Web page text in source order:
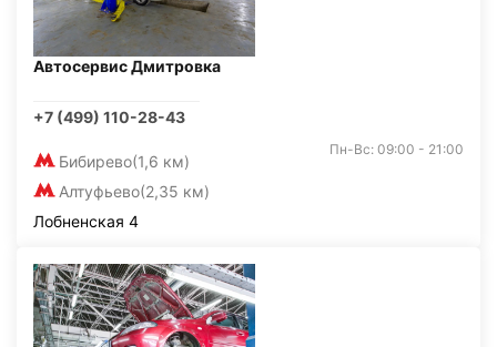
Автосервис Дмитровка
+7 (499) 110-28-43
Бибирево(1,6 км)
Алтуфьево(2,35 км)
Пн-Вс: 09:00 - 21:00
Лобненская 4